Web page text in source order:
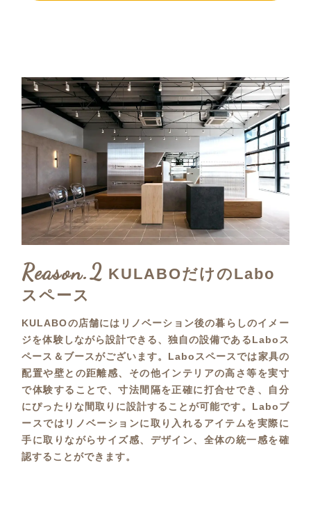
Reason.2 KULABOだけのLabo
スペース
KULABOの店舗にはリノベーション後の暮らしのイメー
ジを体験しながら設計できる、独自の設備であるLaboス
ペース＆ブースがございます。Laboスペースでは家具の
配置や壁との距離感、その他インテリアの高さ等を実寸
で体験することで、寸法間隔を正確に打合せでき、自分
にぴったりな間取りに設計することが可能です。Laboブ
ースではリノベーションに取り入れるアイテムを実際に
手に取りながらサイズ感、デザイン、全体の統一感を確
認することができます。